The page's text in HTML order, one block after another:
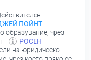
ПОЙНТ-
образувание, чрез
|
РОСЕН
на юридическо